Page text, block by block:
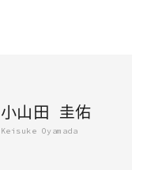
小山田 圭佑
Keisuke Oyamada